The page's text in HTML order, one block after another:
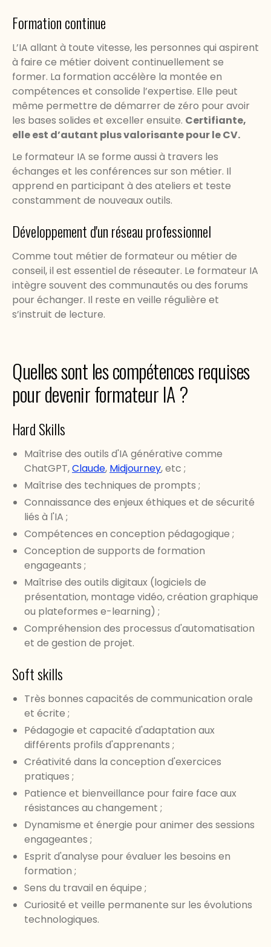
Formation continue
L’IA allant à toute vitesse, les personnes qui aspirent
à faire ce métier doivent continuellement se
former. La formation accélère la montée en
compétences et consolide l’expertise. Elle peut
même permettre de démarrer de zéro pour avoir
les bases solides et exceller ensuite. Certifiante,
elle est d’autant plus valorisante pour le CV.
Le formateur IA se forme aussi à travers les
échanges et les conférences sur son métier. Il
apprend en participant à des ateliers et teste
constamment de nouveaux outils.
Développement d'un réseau professionnel
Comme tout métier de formateur ou métier de
conseil, il est essentiel de réseauter. Le formateur IA
intègre souvent des communautés ou des forums
pour échanger. Il reste en veille régulière et
s’instruit de lecture.
Quelles sont les compétences requises
pour devenir formateur IA ?
Hard Skills
Maîtrise des outils d'IA générative comme
ChatGPT,Claude, Midjourney, etc ;
Maîtrise des techniques de prompts ;
Connaissance des enjeux éthiques et de sécurité
liés à l'IA ;
Compétences en conception pédagogique ;
Conception de supports de formation
engageants ;
Maîtrise des outils digitaux (logiciels de
présentation, montage vidéo, création graphique
ou plateformes e-learning) ;
Compréhension des processus d'automatisation
et de gestion de projet.
Soft skills
Très bonnes capacités de communication orale
et écrite ;
Pédagogie et capacité d'adaptation aux
différents profils d'apprenants ;
Créativité dans la conception d'exercices
pratiques ;
Patience et bienveillance pour faire face aux
résistances au changement ;
Dynamisme et énergie pour animer des sessions
engageantes ;
Esprit d'analyse pour évaluer les besoins en
formation ;
Sens du travail en équipe ;
Curiosité et veille permanente sur les évolutions
technologiques.